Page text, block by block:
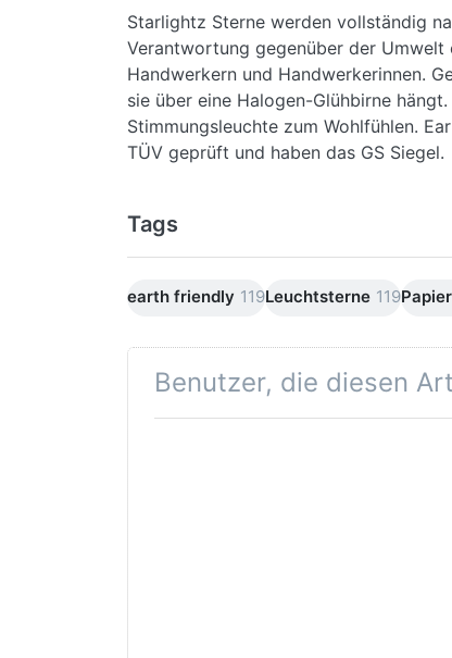
Starlightz Sterne werden vollständig
Verantwortung gegenüber der
Handwerkern und Handwerkerinnen.
sie über eine Halogen-Glühbirne
Stimmungsleuchte zum Wohlfühlen.
TÜV geprüft und haben das GS Siegel.
Tags
earth friendly 119Leuchtsterne 119
Benutzer, die diesen